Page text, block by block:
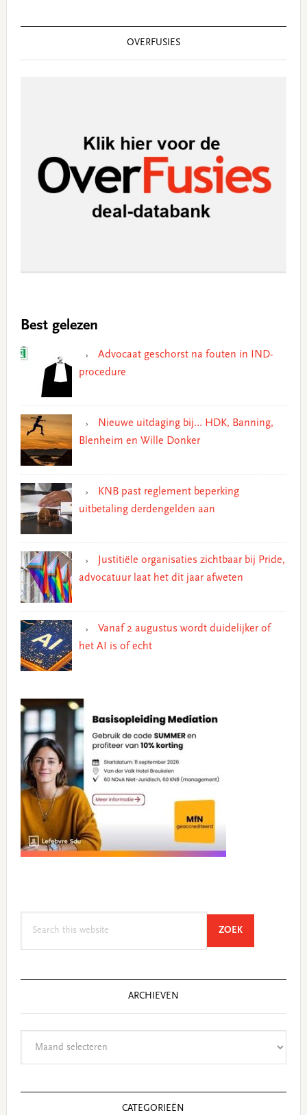
OVERFUSIES
Best gelezen
Advocaat geschorst na fouten in IND-
procedure
Nieuwe uitdaging bij… HDK, Banning,
Blenheim en Wille Donker
KNB past reglement beperking
uitbetaling derdengelden aan
Justitiële organisaties zichtbaar bij Pride,
advocatuur laat het dit jaar afweten
Vanaf 2 augustus wordt duidelijker of
het AI is of echt
ZOEKSEARCH
ARCHIEVEN
CATEGORIEËN